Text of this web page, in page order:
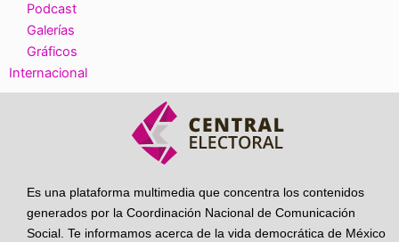
Podcast
Galerías
Gráficos
Internacional
Es una plataforma multimedia que concentra los contenidos
generados por la Coordinación Nacional de Comunicación
Social. Te informamos acerca de la vida democrática de México